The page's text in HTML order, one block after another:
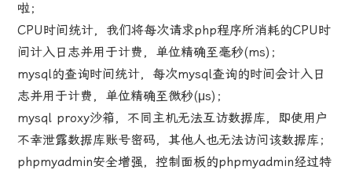
啦；
CPU时间统计，我们将每次请求php程序所消耗的CPU时
间计入日志并用于计费，单位精确至毫秒(ms)；
mysql的查询时间统计，每次mysql查询的时间会计入日
志并用于计费，单位精确至微秒(μs)；
mysql proxy沙箱，不同主机无法互访数据库，即使用户
不幸泄露数据库账号密码，其他人也无法访问该数据库；
phpmyadmin安全增强，控制面板的phpmyadmin经过特